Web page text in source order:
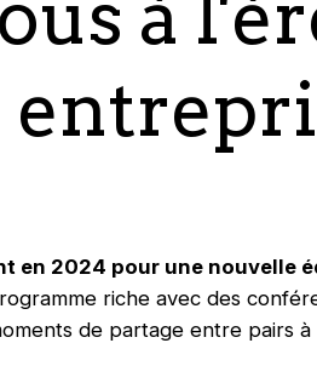
en 2024 pour une nouvelle
riche avec des
de partage entre pairs